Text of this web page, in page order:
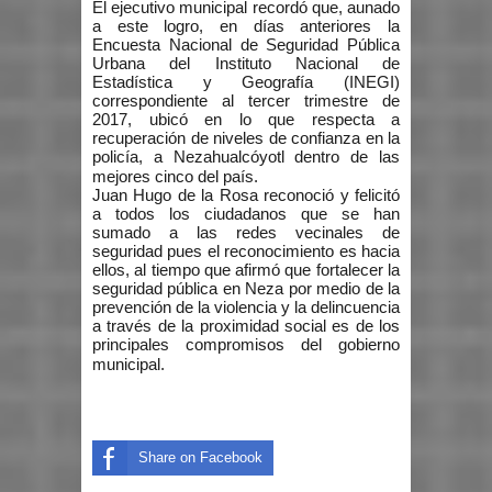
El ejecutivo municipal recordó que, aunado
a este logro, en días anteriores la
Encuesta Nacional de Seguridad Pública
Urbana del Instituto Nacional de
Estadística y Geografía (INEGI)
correspondiente al tercer trimestre de
2017, ubicó en lo que respecta a
recuperación de niveles de confianza en la
policía, a Nezahualcóyotl dentro de las
mejores cinco del país.
Juan Hugo de la Rosa reconoció y felicitó
a todos los ciudadanos que se han
sumado a las redes vecinales de
seguridad pues el reconocimiento es hacia
ellos, al tiempo que afirmó que fortalecer la
seguridad pública en Neza por medio de la
prevención de la violencia y la delincuencia
a través de la proximidad social es de los
principales compromisos del gobierno
municipal.
Share on Facebook